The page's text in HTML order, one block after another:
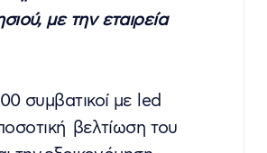
με την εταιρεία
συμβατικοί με led
βελτίωση του